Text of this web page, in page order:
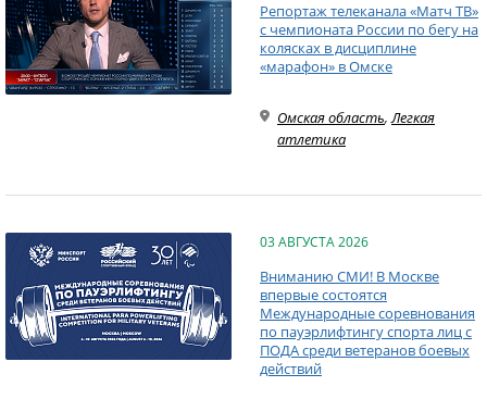
Репортаж телеканала «Матч ТВ»
с чемпионата России по бегу на
колясках в дисциплине
«марафон» в Омске
Омская область,Легкая
атлетика
03 АВГУСТА 2026
Вниманию СМИ! В Москве
впервые состоятся
Международные соревнования
по пауэрлифтингу спорта лиц с
ПОДА среди ветеранов боевых
действий